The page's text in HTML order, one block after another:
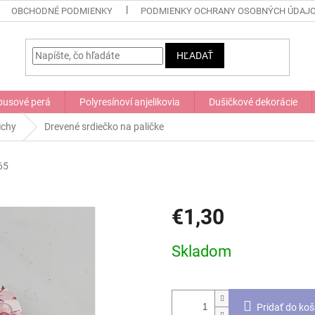
OBCHODNÉ PODMIENKY PODMIENKY OCHRANY OSOBNÝCH
HĽADAŤ
perá Polyresínoví anjelikovia Dušičkové dekorácie
Drevené srdiečko na paličke
€1,30
cena:
Skladom
Pridať do